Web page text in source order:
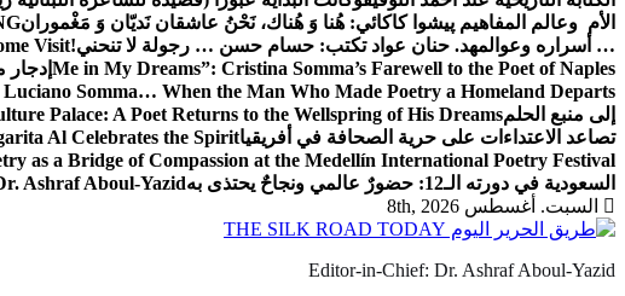
الأم وعالم المفاهيم پیشوا کاکائي: هُنا وَ هُناك، نَحْنُ عاشقان نَديّان وَ مَغْموران
… أسراره وعوالمهد. حنان عواد تكتب: حسام حسن … رجولة لا تنحني!Visit
Me in My Dreams”: Cristina Somma’s Farewell to the Poet of Naples
Somma… When the Man Who Made Poetry a Homeland Departs
إلى منبع الحلمPalace: A Poet Returns to the Wellspring of His Dreams
تصاعد الاعتداءات على حرية الصحافة في أفريقياAl Celebrates the Spirit
as a Bridge of Compassion at the Medellín International Poetry Festival
السعودية في دورته الـ12: حضورٌ عالمي ونجاحٌ يحتذى به
Ashraf Aboul-Yazid
السبت. أغسطس 8th, 2026
Editor-in-Chief: Dr. Ashraf Aboul-Yazid